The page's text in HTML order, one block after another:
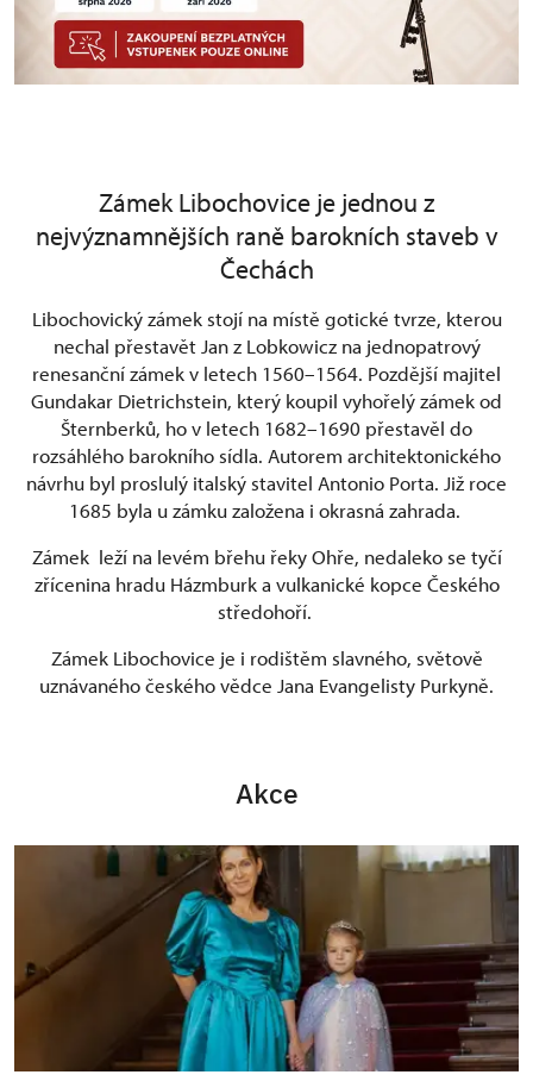
Zámek Libochovice je jednou z
nejvýznamnějších raně barokních staveb v
Čechách
Libochovický zámek stojí na místě gotické tvrze, kterou
nechal přestavět Jan z Lobkowicz na jednopatrový
renesanční zámek v letech 1560–1564. Pozdější majitel
Gundakar Dietrichstein, který koupil vyhořelý zámek od
Šternberků, ho v letech 1682–1690 přestavěl do
rozsáhlého barokního sídla. Autorem architektonického
návrhu byl proslulý italský stavitel Antonio Porta. Již roce
1685 byla u zámku založena i okrasná zahrada.
Zámek leží na levém břehu řeky Ohře, nedaleko se tyčí
zřícenina hradu Házmburk a vulkanické kopce Českého
středohoří.
Zámek Libochovice je i rodištěm slavného, světově
uznávaného českého vědce Jana Evangelisty Purkyně.
Akce